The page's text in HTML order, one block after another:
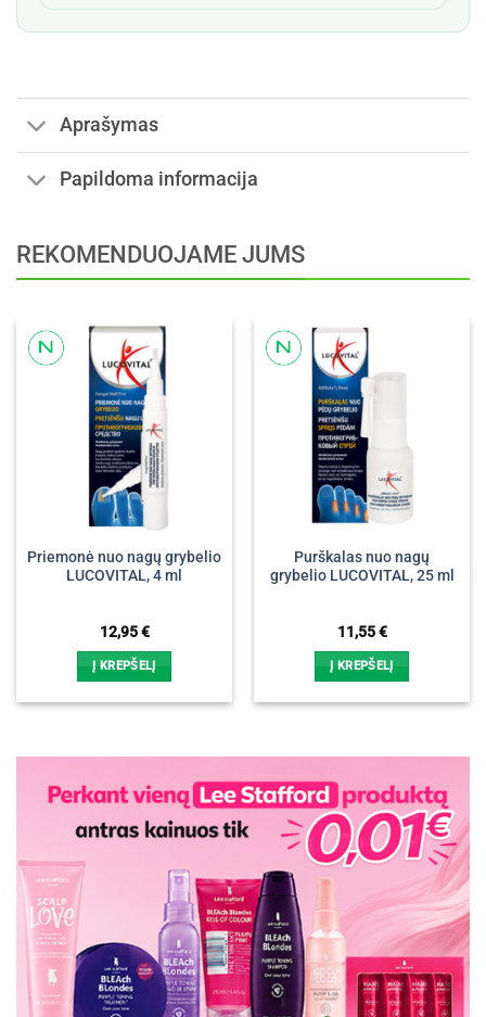
Aprašymas
Papildoma informacija
REKOMENDUOJAME JUMS
Priemonė nuo nagų grybelio
LUCOVITAL, 4 ml
12,95€
Į KREPŠELĮ
Purškalas nuo nagų
grybelio LUCOVITAL, 25 ml
11,55€
Į KREPŠELĮ